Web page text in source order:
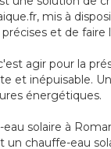
mis à
et de faire
agir pour la
et inépuisable.
énergétiques.
solaire à
chauffe-eau